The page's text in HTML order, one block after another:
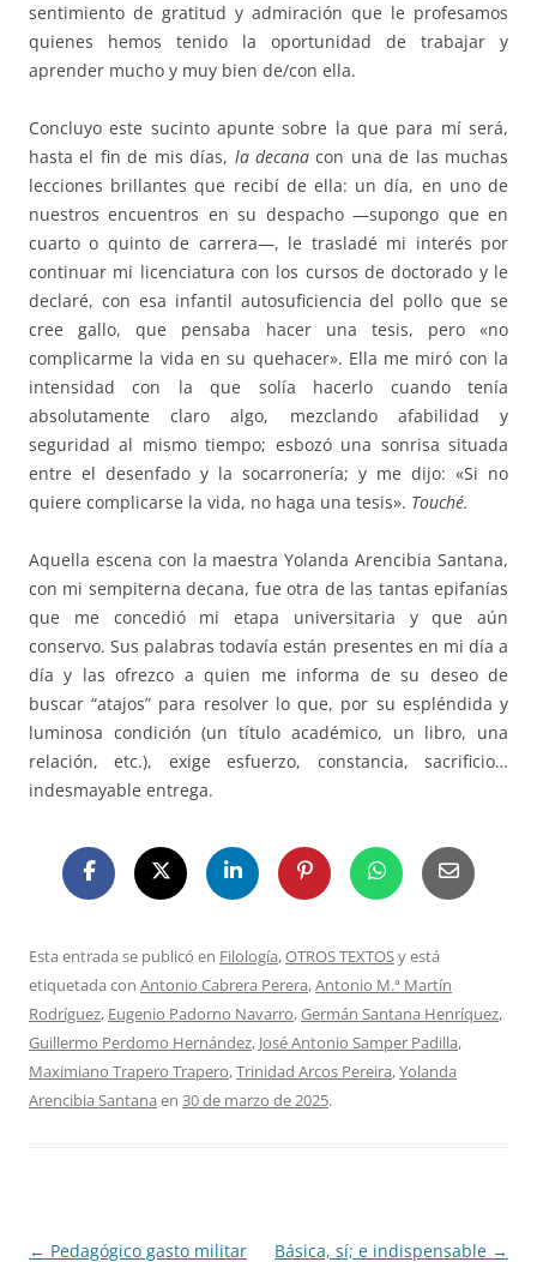
sentimiento de gratitud y admiración que le profesamos
quienes hemos tenido la oportunidad de trabajar y
aprender mucho y muy bien de/con ella.
Concluyo este sucinto apunte sobre la que para mí será,
hasta el fin de mis días, la decanacon una de las muchas
lecciones brillantes que recibí de ella: un día, en uno de
nuestros encuentros en su despacho —supongo que en
cuarto o quinto de carrera—, le trasladé mi interés por
continuar mi licenciatura con los cursos de doctorado y le
declaré, con esa infantil autosuficiencia del pollo que se
cree gallo, que pensaba hacer una tesis, pero «no
complicarme la vida en su quehacer». Ella me miró con la
intensidad con la que solía hacerlo cuando tenía
absolutamente claro algo, mezclando afabilidad y
seguridad al mismo tiempo; esbozó una sonrisa situada
entre el desenfado y la socarronería; y me dijo: «Si no
quiere complicarse la vida, no haga una tesis». Touché.
Aquella escena con la maestra Yolanda Arencibia Santana,
con mi sempiterna decana, fue otra de las tantas epifanías
que me concedió mi etapa universitaria y que aún
conservo. Sus palabras todavía están presentes en mi día a
día y las ofrezco a quien me informa de su deseo de
buscar “atajos” para resolver lo que, por su espléndida y
luminosa condición (un título académico, un libro, una
relación, etc.), exige esfuerzo, constancia, sacrificio…
indesmayable entrega.
Esta entrada se publicó en Filología,OTROS TEXTOSy está
etiquetada con Antonio Cabrera Perera,Antonio M.ª Martín
Rodríguez, Eugenio Padorno Navarro,Germán Santana Henríquez,
Guillermo Perdomo Hernández, José Antonio Samper Padilla,
Maximiano Trapero Trapero,Trinidad Arcos Pereira,Yolanda
Arencibia Santana en 30 de marzo de 2025.
Navegación
← Pedagógico gasto militar Básica, sí; e indispensable →